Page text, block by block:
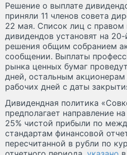
Решение о выплате
приняли 11 членов совета
22 мая. Список лиц с правом
дивидендов установят на
решения общим собранием
сообщении. Выплаты
рынка ценных бумаг
дней, остальным
рабочих дней с даты
Дивидендная политика
предполагает направление
25% чистой прибыли по
стандартам финансовой
пересчитанной в рубли по